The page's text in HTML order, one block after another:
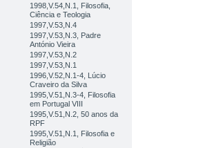
1998,V.54,N.1, Filosofia,
Ciência e Teologia
1997,V.53,N.4
1997,V.53,N.3, Padre
António Vieira
1997,V.53,N.2
1997,V.53,N.1
1996,V.52,N.1-4, Lúcio
Craveiro da Silva
1995,V.51,N.3-4, Filosofia
em Portugal VIII
1995,V.51,N.2, 50 anos da
RPF
1995,V.51,N.1, Filosofia e
Religião